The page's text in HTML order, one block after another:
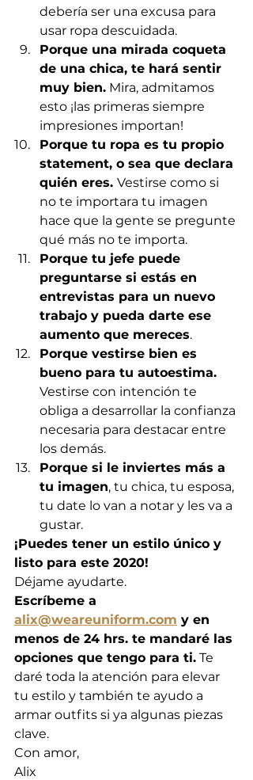
debería ser una excusa para
usar ropa descuidada.
Porque una mirada coqueta
de una chica, te hará sentir
muy bien. Mira, admitamos
esto ¡las primeras siempre
impresiones importan!
Porque tu ropa es tu propio
statement, o sea que declara
quién eres. Vestirse como si
no te importara tu imagen
hace que la gente se pregunte
qué más no te importa.
Porque tu jefe puede
preguntarse si estás en
entrevistas para un nuevo
trabajo y pueda darte ese
aumento que mereces.
Porque vestirse bien es
bueno para tu autoestima.
Vestirse con intención te
obliga a desarrollar la confianza
necesaria para destacar entre
los demás.
Porque si le inviertes más a
tu imagen, tu chica, tu esposa,
tu date lo van a notar y les va a
gustar.
¡Puedes tener un estilo único y
listo para este 2020!
Déjame ayudarte.
Escríbeme a
alix@weareuniform.com y en
menos de 24 hrs. te mandaré las
opciones que tengo para ti. Te
daré toda la atención para elevar
tu estilo y también te ayudo a
armar outfits si ya algunas piezas
clave.
Con amor,
Alix